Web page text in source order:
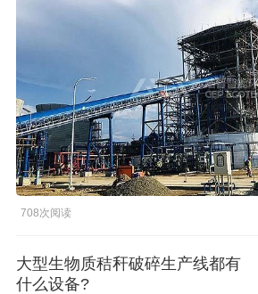
橡胶破胶机组
风选机
磁选机
脉冲除尘器
708次阅读
大型生物质秸秆破碎生产线都有
什么设备?